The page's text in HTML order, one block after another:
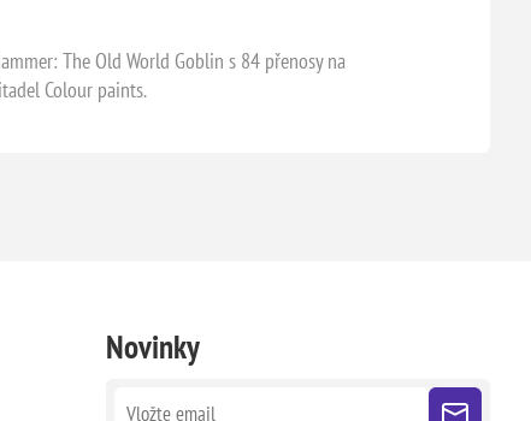
The Old World Goblin s 84 přenosy na
Colour paints.
Novinky